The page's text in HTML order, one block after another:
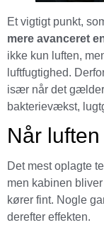
Et vigtigt punkt,
mere avanceret
ikke kun luften,
luftfugtighed.
især når det gælder
bakterievækst,
Når
Det mest oplagte
men kabinen
kører fint. Nogle
derefter effekten.